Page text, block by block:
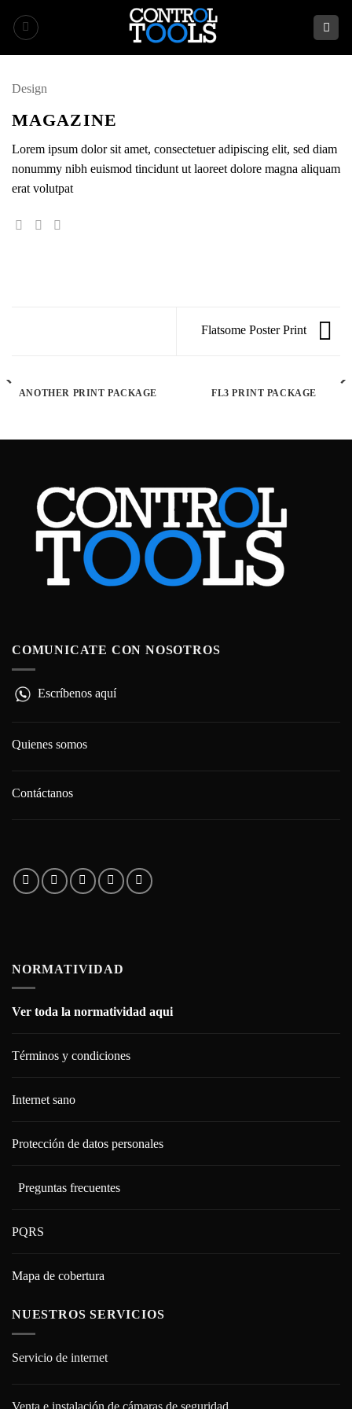
Design
MAGAZINE
Lorem ipsum dolor sit amet, consectetuer adipiscing elit, sed diam
nonummy nibh euismod tincidunt ut laoreet dolore magna aliquam
erat volutpat
Flatsome Poster Print
ANOTHER PRINT PACKAGE FL3 PRINT PACKAGE
COMUNICATE CON NOSOTROS
Escríbenos aquí
Quienes somos
Contáctanos
NORMATIVIDAD
Ver toda la normatividad aqui
Términos y condiciones
Internet sano
Protección de datos personales
Preguntas frecuentes
PQRS
Mapa de cobertura
NUESTROS SERVICIOS
Servicio de internet
Venta e instalación de cámaras de seguridad